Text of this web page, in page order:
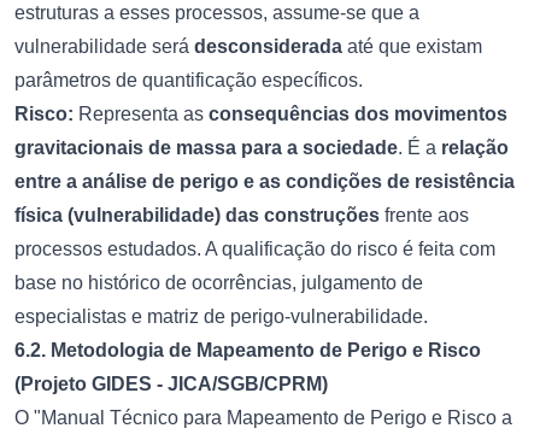
estruturas a esses processos, assume-se que a
vulnerabilidade será desconsiderada até que existam
parâmetros de quantificação específicos.
Risco: Representa as consequências dos movimentos
gravitacionais de massa para a sociedade. É a relação
entre a análise de perigo e as condições de resistência
física (vulnerabilidade) das construções frente aos
processos estudados. A qualificação do risco é feita com
base no histórico de ocorrências, julgamento de
especialistas e matriz de perigo-vulnerabilidade.
6.2. Metodologia de Mapeamento de Perigo e Risco
(Projeto GIDES - JICA/SGB/CPRM)
O "Manual Técnico para Mapeamento de Perigo e Risco a